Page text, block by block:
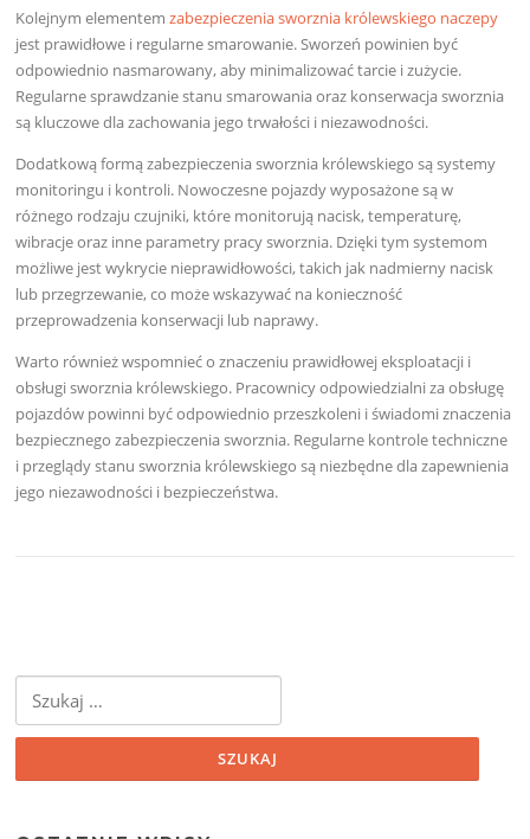
Kolejnym elementemzabezpieczenia sworznia królewskiego naczepy
jest prawidłowe i regularne smarowanie. Sworzeń powinien być
odpowiednio nasmarowany, aby minimalizować tarcie i zużycie.
Regularne sprawdzanie stanu smarowania oraz konserwacja sworznia
są kluczowe dla zachowania jego trwałości i niezawodności.
Dodatkową formą zabezpieczenia sworznia królewskiego są systemy
monitoringu i kontroli. Nowoczesne pojazdy wyposażone są w
różnego rodzaju czujniki, które monitorują nacisk, temperaturę,
wibracje oraz inne parametry pracy sworznia. Dzięki tym systemom
możliwe jest wykrycie nieprawidłowości, takich jak nadmierny nacisk
lub przegrzewanie, co może wskazywać na konieczność
przeprowadzenia konserwacji lub naprawy.
Warto również wspomnieć o znaczeniu prawidłowej eksploatacji i
obsługi sworznia królewskiego. Pracownicy odpowiedzialni za obsługę
pojazdów powinni być odpowiednio przeszkoleni i świadomi znaczenia
bezpiecznego zabezpieczenia sworznia. Regularne kontrole techniczne
i przeglądy stanu sworznia królewskiego są niezbędne dla zapewnienia
jego niezawodności i bezpieczeństwa.